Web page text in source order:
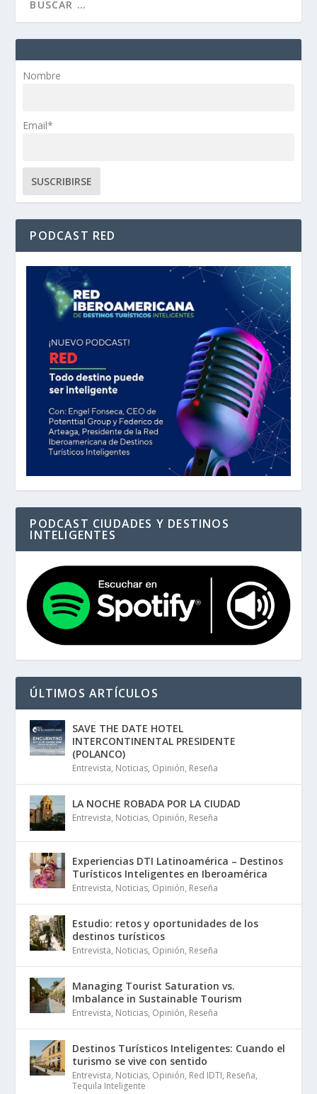
Nombre
Email*
PODCAST RED
PODCAST CIUDADES Y DESTINOS
INTELIGENTES
ÚLTIMOS ARTÍCULOS
SAVE THE DATE HOTEL
INTERCONTINENTAL PRESIDENTE
(POLANCO)
Entrevista, Noticias, Opinión, Reseña
LA NOCHE ROBADA POR LA CIUDAD
Entrevista, Noticias, Opinión, Reseña
Experiencias DTI Latinoamérica – Destinos
Turísticos Inteligentes en Iberoamérica
Entrevista, Noticias, Opinión, Reseña
Estudio: retos y oportunidades de los
destinos turísticos
Entrevista, Noticias, Opinión, Reseña
Managing Tourist Saturation vs.
Imbalance in Sustainable Tourism
Entrevista, Noticias, Opinión, Reseña
Destinos Turísticos Inteligentes: Cuando el
turismo se vive con sentido
Entrevista, Noticias, Opinión, Red IDTI, Reseña,
Tequila Inteligente